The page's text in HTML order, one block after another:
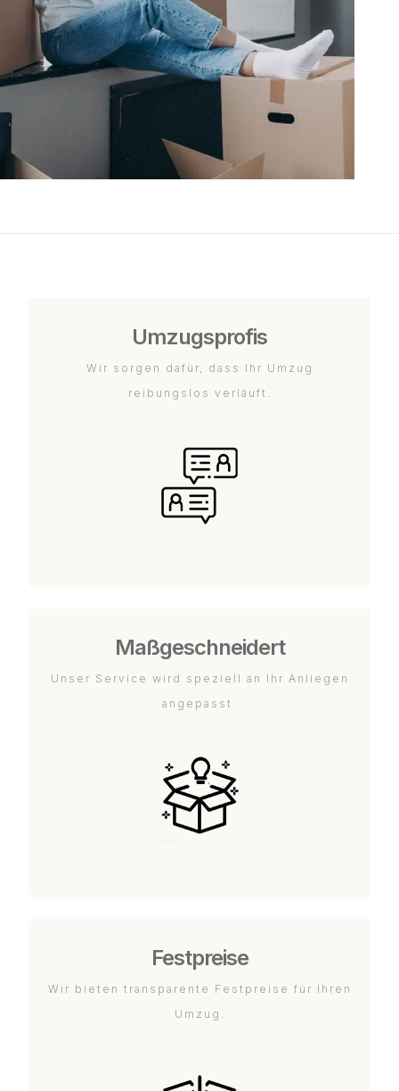
Umzugsprofis
Wir sorgen dafür, dass Ihr Umzug
reibungslos verläuft.
Maßgeschneidert
Unser Service wird speziell an Ihr Anliegen
angepasst.
Festpreise
Wir bieten transparente Festpreise für Ihren
Umzug.